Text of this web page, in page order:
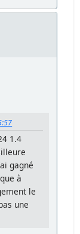
1.4
gagné
à
le
une